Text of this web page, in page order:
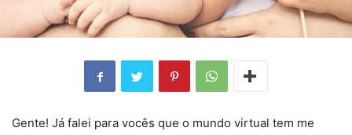
Gente! Já falei para vocês que o mundo virtual tem me